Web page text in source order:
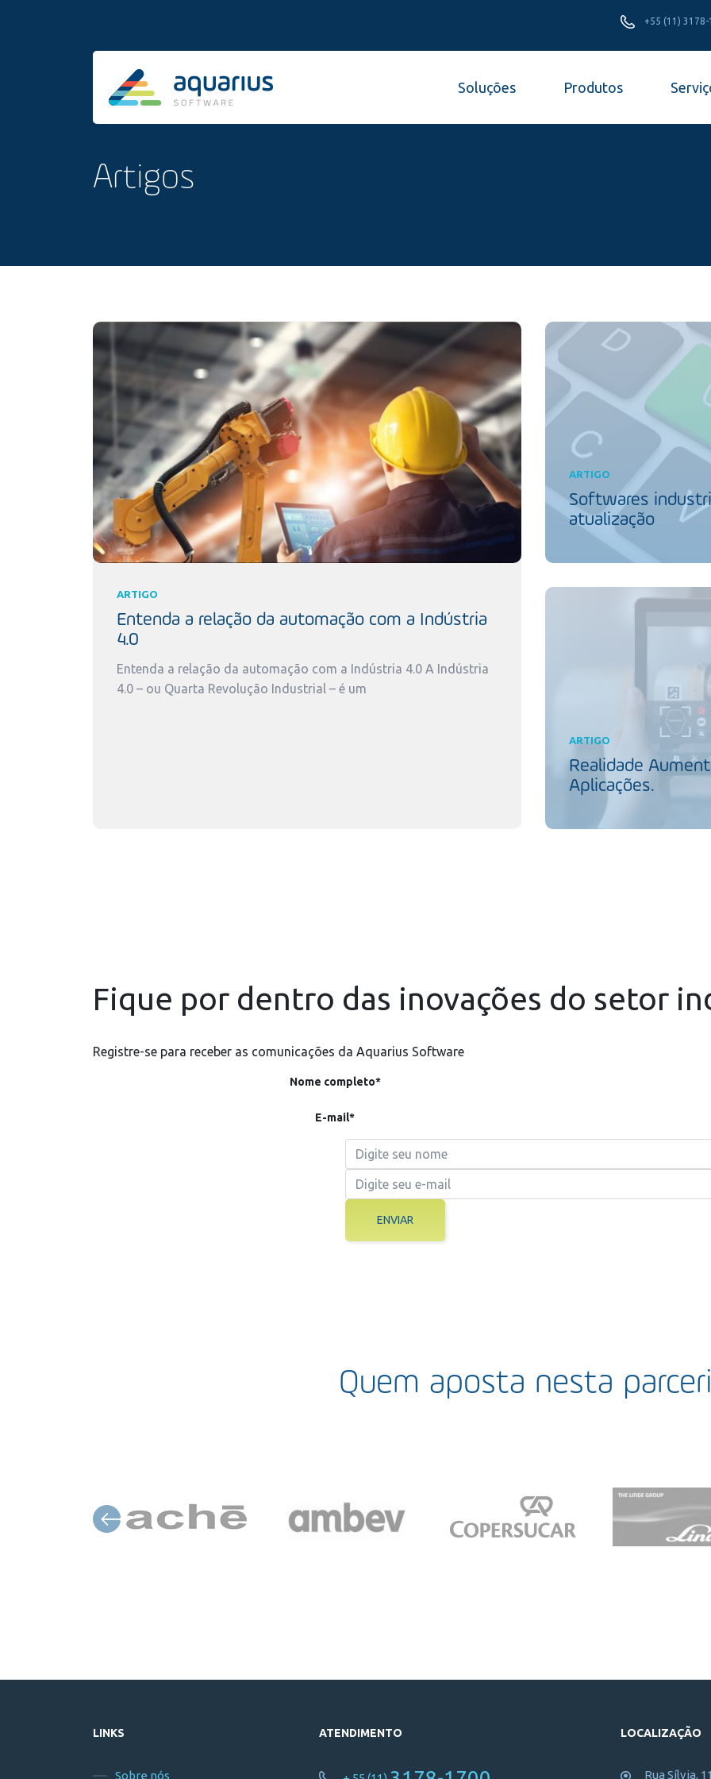
+55 (11) 3178-
Soluções Produtos
Artigos
ARTIGO
Entenda a relação da automação com a Indústria
4.0
Entenda a relação da automação com a Indústria 4.0 A Indústria
4.0 – ou Quarta Revolução Industrial – é um
ARTIGO
Softwares
atualização
ARTIGO
Realidade
Aplicações.
Fique por dentro das inovações do setor
Registre-se para receber as comunicações da Aquarius Software
Nome completo*
E-mail*
ENVIAR
Quem aposta nesta
LINKS
Sobre nós
ATENDIMENTO LOCALIZAÇÃO
Rua Sílvia,